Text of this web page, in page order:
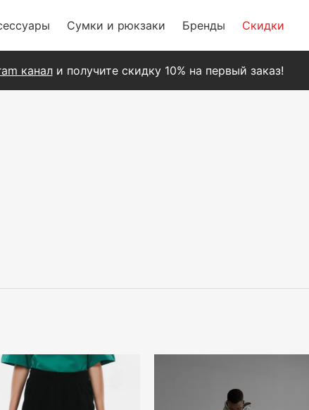
Сумки и рюкзаки Бренды Скидки
канали получите скидку 10% на первый заказ!